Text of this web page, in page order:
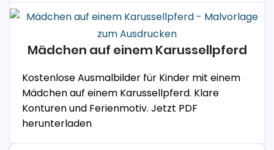
Mädchen auf einem Karussellpferd
Kostenlose Ausmalbilder für Kinder mit einem
Mädchen auf einem Karussellpferd. Klare
Konturen und Ferienmotiv. Jetzt PDF
herunterladen